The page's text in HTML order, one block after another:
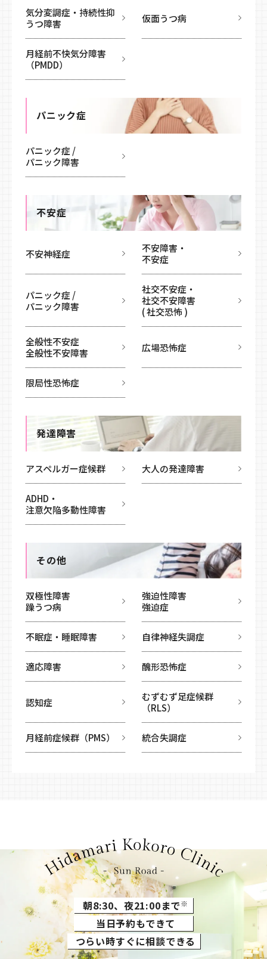
気分変調症・持続性抑
うつ障害
仮面うつ病
月経前不快気分障害
（PMDD）
パニック症
パニック症 /
パニック障害
不安症
不安神経症
不安障害・
不安症
パニック症 /
パニック障害
社交不安症・
社交不安障害
( 社交恐怖 )
全般性不安症
全般性不安障害
広場恐怖症
限局性恐怖症
発達障害
アスペルガー症候群 大人の発達障害
ADHD・
注意欠陥多動性障害
その他
双極性障害
躁うつ病
強迫性障害
強迫症
不眠症・睡眠障害 自律神経失調症
適応障害 醜形恐怖症
認知症
むずむず足症候群
（RLS）
月経前症候群（PMS） 統合失調症
朝8:30、夜21:00まで※
当日予約もできて
つらい時すぐに相談できる